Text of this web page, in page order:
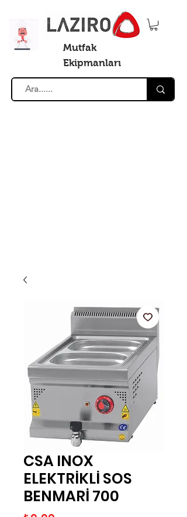
Mutfak
Ekipmanları
CSA INOX
ELEKTRİKLİ SOS
BENMARİ 700